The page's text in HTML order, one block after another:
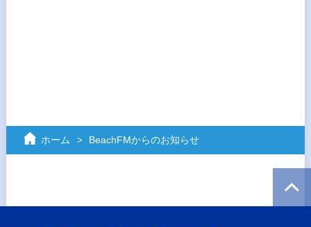
ホーム BeachFMからのお知らせ